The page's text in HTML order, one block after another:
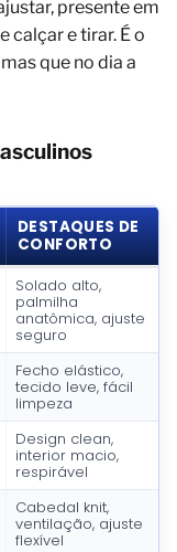
presente em
calçar e tirar. É o
que no dia a
DESTAQUES DE
CONFORTO
Solado alto,
palmilha
anatômica, ajuste
seguro
Fecho elástico,
tecido leve, fácil
limpeza
Design clean,
interior macio,
respirável
Cabedal knit,
ventilação, ajuste
flexível